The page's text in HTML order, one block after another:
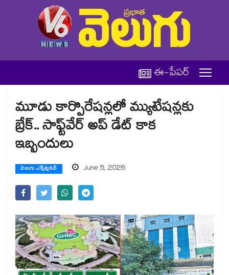
ఈ-పేపర్
మూడు కార్పొరేషన్లలో మ్యుటేషన్లకు
బ్రేక్.. సాఫ్ట్‌‌‌‌‌‌‌‌‌‌‌‌‌‌‌‌‌‌‌‌‌‌‌‌‌‌‌‌‌‌‌‌వేర్ అప్‌‌‌‌‌‌‌‌‌‌‌‌‌‌‌‌‌‌‌‌‌‌‌‌‌‌‌‌‌‌‌‌ డేట్ కాక
ఇబ్బందులు
వెలుగు ఎక్స్‌క్లుసివ్ June 5, 2026